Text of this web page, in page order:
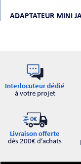
Interlocuteur dédié
à votre projet
Livraison offerte
dès 200€ d’achats